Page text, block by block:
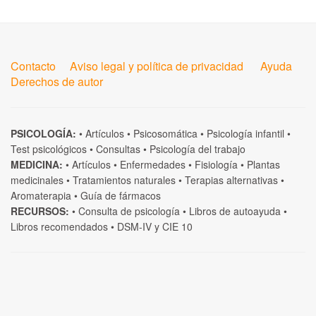
Contacto Aviso legal y política de privacidad
Ayuda
Derechos de autor
PSICOLOGÍA: • Artículos • Psicosomática • Psicología infantil •
Test psicológicos • Consultas • Psicología del trabajo
MEDICINA: • Artículos • Enfermedades • Fisiología • Plantas
medicinales • Tratamientos naturales • Terapias alternativas •
Aromaterapia • Guía de fármacos
RECURSOS: • Consulta de psicología • Libros de autoayuda •
Libros recomendados • DSM-IV y CIE 10